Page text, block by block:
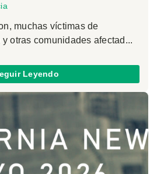
muchas víctimas de
otras comunidades afectad...
Leyendo